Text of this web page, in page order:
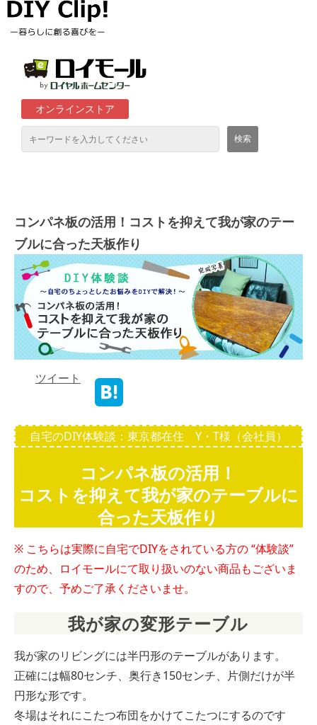
オンラインストア
ロイヤルホームセンター店舗
コンパネ板の活用！コストを抑えて我が家のテー
ブルに合った天板作り
ツイート
自宅のDIY体験談：東京都在住 Y・T様（会社員）
コンパネ板の活用！
コストを抑えて我が家のテーブルに
合った天板作り
※ こちらは実際に自宅でDIYをされている方の “体験談”
のため、ロイモールにて取り扱いのない商品もございま
すので、予めご了承くださいませ。
我が家の変形テーブル
我が家のリビングには半円形のテーブルがあります。
正確には幅80センチ、奥行き150センチ、片側だけが半
円形な形です。
冬場はそれにこたつ布団をかけてこたつにするのです